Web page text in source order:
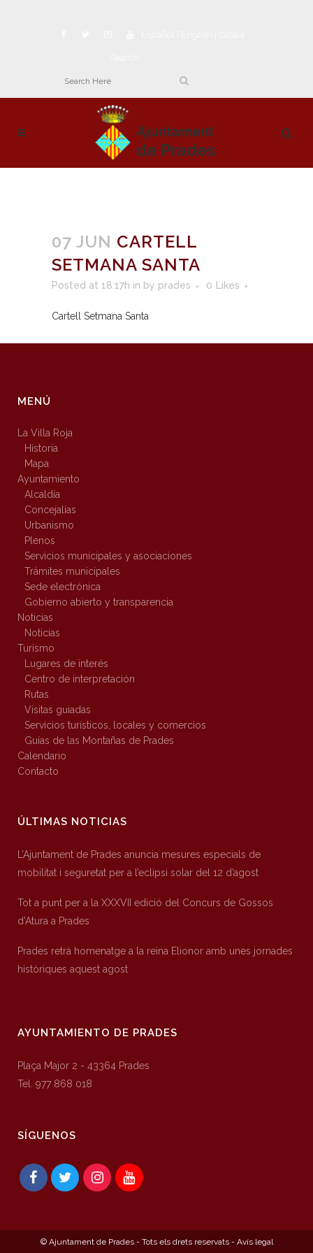
07 JUN CARTELL
SETMANA SANTA
Posted at 18:17h in by prades 0 Likes
Cartell Setmana Santa
MENÚ
La Villa Roja
Historia
Mapa
Ayuntamiento
Alcaldía
Concejalías
Urbanismo
Plenos
Servicios municipales y asociaciones
Trámites municipales
Sede electrónica
Gobierno abierto y transparencia
Noticias
Noticias
Turismo
Lugares de interés
Centro de interpretación
Rutas
Visitas guiadas
Servicios turísticos, locales y comercios
Guías de las Montañas de Prades
Calendario
Contacto
ÚLTIMAS NOTICIAS
L’Ajuntament de Prades anuncia mesures especials de
mobilitat i seguretat per a l’eclipsi solar del 12 d’agost
Tot a punt per a la XXXVII edició del Concurs de Gossos
d’Atura a Prades
Prades retrà homenatge a la reina Elionor amb unes jornades
històriques aquest agost
AYUNTAMIENTO DE PRADES
Plaça Major 2 - 43364 Prades
Tel. 977 868 018
SÍGUENOS
© Ajuntament de Prades - Tots els drets reservats - Avís legal